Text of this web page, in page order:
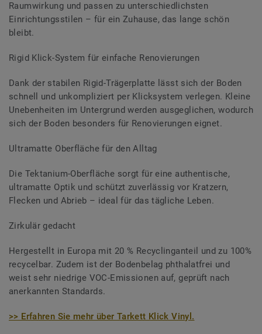
Raumwirkung und passen zu unterschiedlichsten
Einrichtungsstilen – für ein Zuhause, das lange schön
bleibt.
Rigid Klick-System für einfache Renovierungen
Dank der stabilen Rigid-Trägerplatte lässt sich der Boden
schnell und unkompliziert per Klicksystem verlegen. Kleine
Unebenheiten im Untergrund werden ausgeglichen, wodurch
sich der Boden besonders für Renovierungen eignet.
Ultramatte Oberfläche für den Alltag
Die Tektanium-Oberfläche sorgt für eine authentische,
ultramatte Optik und schützt zuverlässig vor Kratzern,
Flecken und Abrieb – ideal für das tägliche Leben.
Zirkulär gedacht
Hergestellt in Europa mit 20 % Recyclinganteil und zu 100%
recycelbar. Zudem ist der Bodenbelag phthalatfrei und
weist sehr niedrige VOC-Emissionen auf, geprüft nach
anerkannten Standards.
>> Erfahren Sie mehr über Tarkett Klick Vinyl.